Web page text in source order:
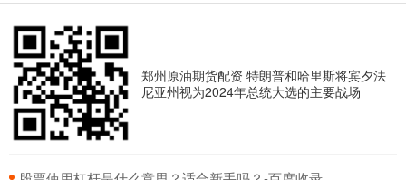
郑州原油期货配资 特朗普和哈里斯将宾夕法
尼亚州视为2024年总统大选的主要战场